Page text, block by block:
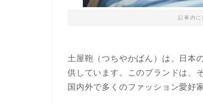
記事内に
土屋鞄 （つちやかばん）は、日本
供しています。このブランドは、
国内外で多くのファッション愛好